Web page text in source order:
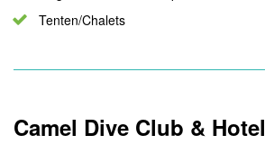
Tenten/Chalets
Camel Dive Club & Hotel